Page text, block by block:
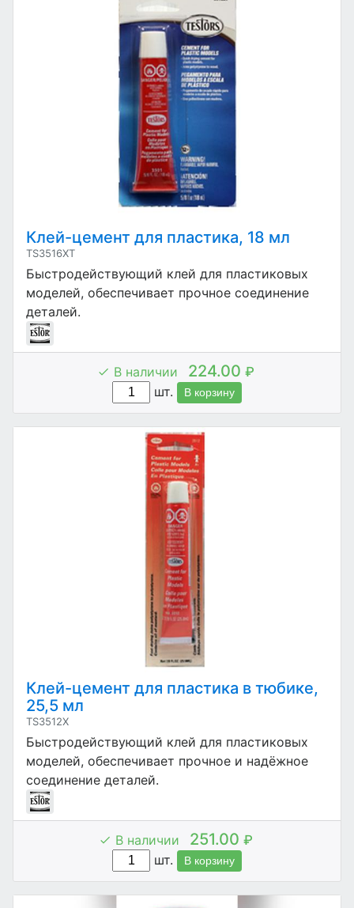
Клей-цемент для пластика, 18 мл
TS3516XT
Быстродействующий клей для пластиковых
моделей, обеспечивает прочное соединение
деталей.
В наличии 224.00 ₽
шт.
В корзину
Клей-цемент для пластика в тюбике,
25,5 мл
TS3512X
Быстродействующий клей для пластиковых
моделей, обеспечивает прочное и надёжное
соединение деталей.
В наличии 251.00 ₽
шт.
В корзину